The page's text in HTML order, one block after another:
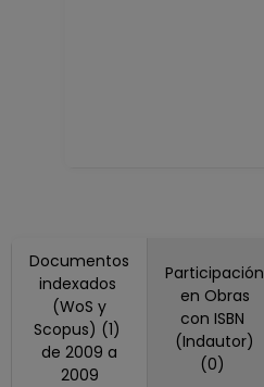
Documentos
indexados
(WoS y
Scopus) (1)
de 2009 a
2009
Participación
en Obras
con ISBN
(Indautor)
(0)